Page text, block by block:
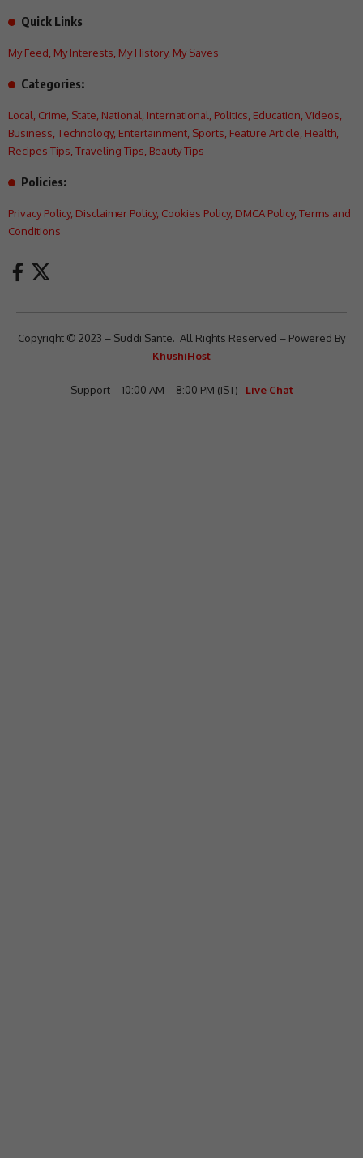
Quick Links
My Feed My Interests My History, My Saves
Categories:
Local Crime State National International Politics Education Videos
Business Technology, Entertainment Sports Feature Article Health
Recipes Tips Traveling Tips Beauty Tips
Policies:
Privacy Policy, Disclaimer Policy, Cookies Policy, DMCA Policy, Terms and
Conditions
Copyright © 2023 – Suddi Sante. All Rights Reserved – Powered By
KhushiHost
Support – 10:00 AM – 8:00 PM (IST) Live Chat